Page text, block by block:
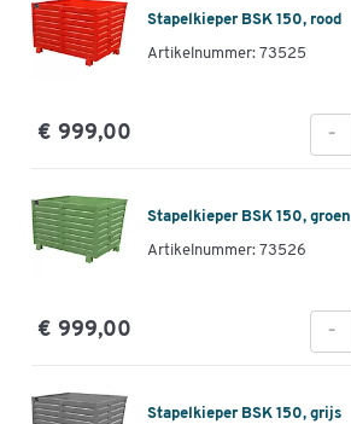
Stapelkieper BSK 150, rood
Artikelnummer: 73525
€ 999,00 -
Stapelkieper BSK 150, groen
Artikelnummer: 73526
€ 999,00 -
Stapelkieper BSK 150, grijs